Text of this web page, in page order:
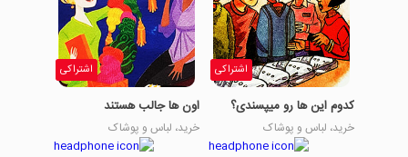
اشتراکی
کدوم این ها رو میپسندی؟
خرید، لباس و پوشاک
اشتراکی
اون ها جالب هستند
خرید، لباس و پوشاک